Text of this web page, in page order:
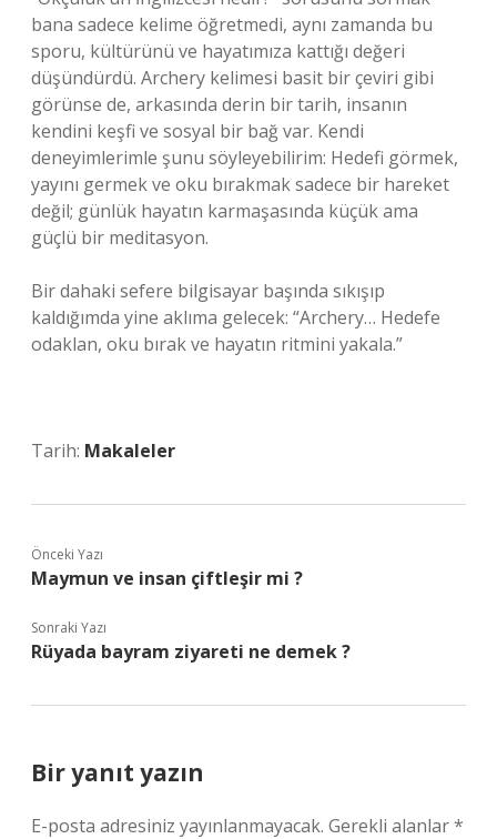
bana sadece kelime öğretmedi, aynı zamanda bu
sporu, kültürünü ve hayatımıza kattığı değeri
düşündürdü. Archery kelimesi basit bir çeviri gibi
görünse de, arkasında derin bir tarih, insanın
kendini keşfi ve sosyal bir bağ var. Kendi
deneyimlerimle şunu söyleyebilirim: Hedefi görmek,
yayını germek ve oku bırakmak sadece bir hareket
değil; günlük hayatın karmaşasında küçük ama
güçlü bir meditasyon.
Bir dahaki sefere bilgisayar başında sıkışıp
kaldığımda yine aklıma gelecek: “Archery… Hedefe
odaklan, oku bırak ve hayatın ritmini yakala.”
Tarih: Makaleler
Önceki Yazı
Maymun ve insan çiftleşir mi ?
Sonraki Yazı
Rüyada bayram ziyareti ne demek ?
Bir yanıt yazın
E-posta adresiniz yayınlanmayacak. Gerekli alanlar*